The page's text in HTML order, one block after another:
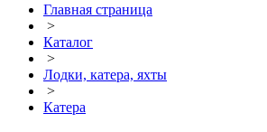
Главная страница
>
Каталог
>
Лодки, катера, яхты
>
Катера